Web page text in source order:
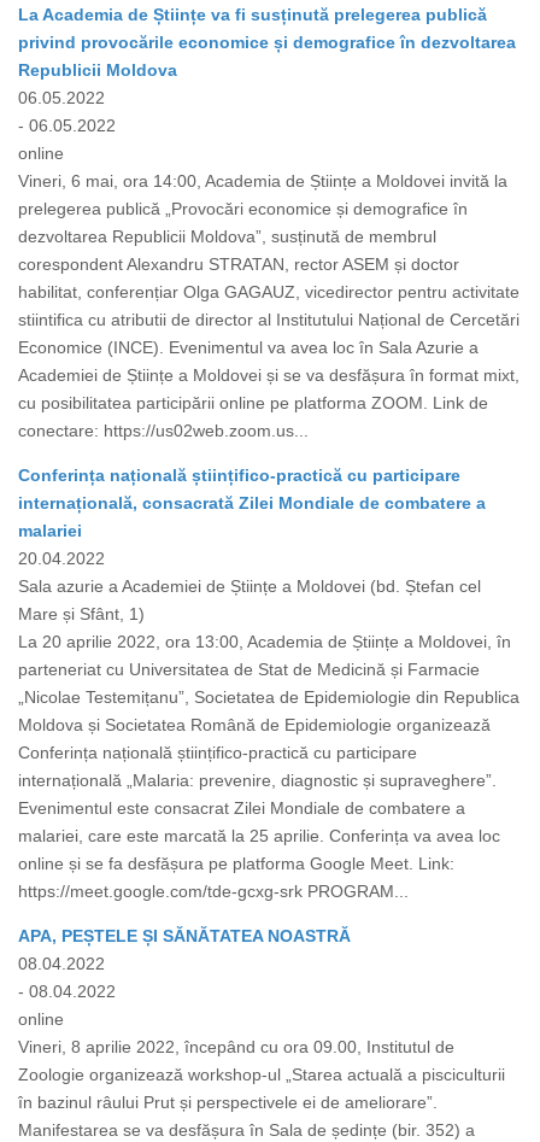
La Academia de Științe va fi susținută prelegerea publică
privind provocările economice și demografice în dezvoltarea
Republicii Moldova
06.05.2022
- 06.05.2022
online
Vineri, 6 mai, ora 14:00, Academia de Științe a Moldovei invită la
prelegerea publică „Provocări economice și demografice în
dezvoltarea Republicii Moldova”, susținută de membrul
corespondent Alexandru STRATAN, rector ASEM și doctor
habilitat, conferențiar Olga GAGAUZ, vicedirector pentru activitate
stiintifica cu atributii de director al Institutului Național de Cercetări
Economice (INCE). Evenimentul va avea loc în Sala Azurie a
Academiei de Științe a Moldovei și se va desfășura în format mixt,
cu posibilitatea participării online pe platforma ZOOM. Link de
conectare: https://us02web.zoom.us...
Conferința națională științifico-practică cu participare
internațională, consacrată Zilei Mondiale de combatere a
malariei
20.04.2022
Sala azurie a Academiei de Științe a Moldovei (bd. Ștefan cel
Mare și Sfânt, 1)
La 20 aprilie 2022, ora 13:00, Academia de Științe a Moldovei, în
parteneriat cu Universitatea de Stat de Medicină și Farmacie
„Nicolae Testemițanu”, Societatea de Epidemiologie din Republica
Moldova și Societatea Română de Epidemiologie organizează
Conferința națională științifico-practică cu participare
internațională „Malaria: prevenire, diagnostic și supraveghere”.
Evenimentul este consacrat Zilei Mondiale de combatere a
malariei, care este marcată la 25 aprilie. Conferința va avea loc
online și se fa desfășura pe platforma Google Meet. Link:
https://meet.google.com/tde-gcxg-srk PROGRAM...
APA, PEȘTELE ȘI SĂNĂTATEA NOASTRĂ
08.04.2022
- 08.04.2022
online
Vineri, 8 aprilie 2022, începând cu ora 09.00, Institutul de
Zoologie organizează workshop-ul „Starea actuală a pisciculturii
în bazinul râului Prut și perspectivele ei de ameliorare”.
Manifestarea se va desfășura în Sala de ședințe (bir. 352) a